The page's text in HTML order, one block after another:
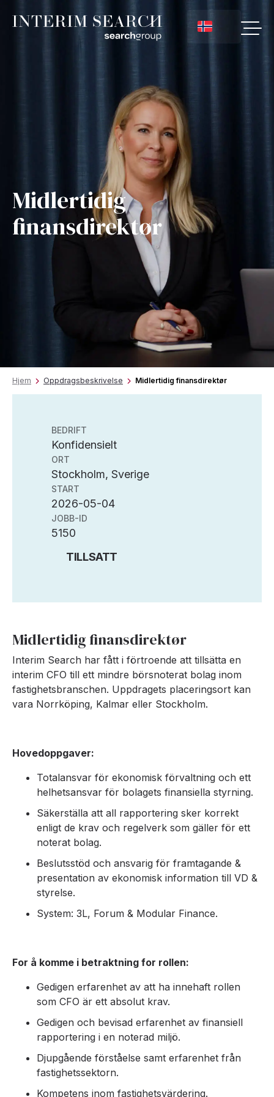
Midlertidig
finansdirektør
Hjem Oppdragsbeskrivelse Midlertidig finansdirektør
BEDRIFT
Konfidensielt
ORT
Stockholm, Sverige
START
2026-05-04
JOBB-ID
5150
TILLSATT
Midlertidig finansdirektør
Interim Search har fått i förtroende att tillsätta en
interim CFO till ett mindre börsnoterat bolag inom
fastighetsbranschen. Uppdragets placeringsort kan
vara Norrköping, Kalmar eller Stockholm.
Hovedoppgaver:
Totalansvar för ekonomisk förvaltning och ett
helhetsansvar för bolagets finansiella styrning.
Säkerställa att all rapportering sker korrekt
enligt de krav och regelverk som gäller för ett
noterat bolag.
Beslutsstöd och ansvarig för framtagande &
presentation av ekonomisk information till VD &
styrelse.
System: 3L, Forum & Modular Finance.
For å komme i betraktning for rollen:
Gedigen erfarenhet av att ha innehaft rollen
som CFO är ett absolut krav.
Gedigen och bevisad erfarenhet av finansiell
rapportering i en noterad miljö.
Djupgående förståelse samt erfarenhet från
fastighetssektorn.
Kompetens inom fastighetsvärdering.